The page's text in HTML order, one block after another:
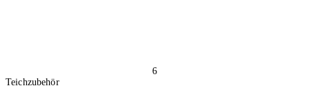
6
Teichzubehör